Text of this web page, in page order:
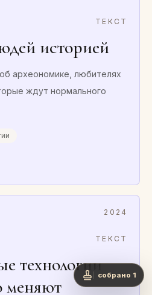
ТЕКСТ
историей
археономике, любителях
ждут нормального
2024
ТЕКСТ
технологии
меняют
собрано 1